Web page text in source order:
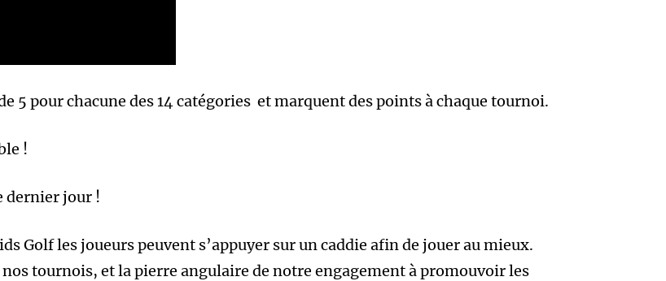
5 pour chacune des 14 catégories et marquent des points à chaque tournoi.
!
dernier jour !
Golf les joueurs peuvent s’appuyer sur un caddie afin de jouer au mieux.
tournois, et la pierre angulaire de notre engagement à promouvoir les